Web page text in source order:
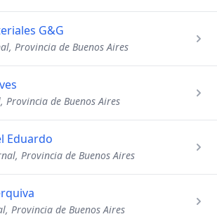
G&G
Provincia de Buenos Aires
Provincia de Buenos Aires
Eduardo
Provincia de Buenos Aires
Provincia de Buenos Aires